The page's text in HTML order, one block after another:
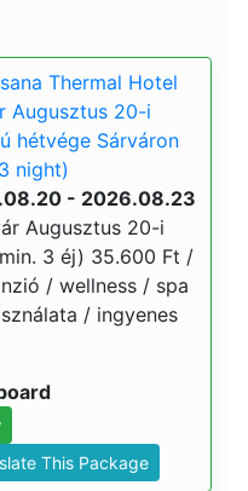
Thermal Hotel
Augusztus 20-i
hétvége Sárváron
night)
- 2026.08.23
Augusztus 20-i
3 éj) 35.600 Ft /
/ wellness / spa
/ ingyenes
This Package